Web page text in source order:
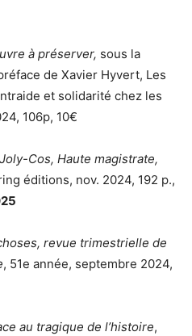
à préserver, sous la
de Xavier Hyvert, Les
et solidarité chez les
106p, 10€
Cos, Haute magistrate,
éditions, nov. 2024, 192 p.,
revue trimestrielle de
, 51e année, septembre 2024,
au tragique de l’histoire,